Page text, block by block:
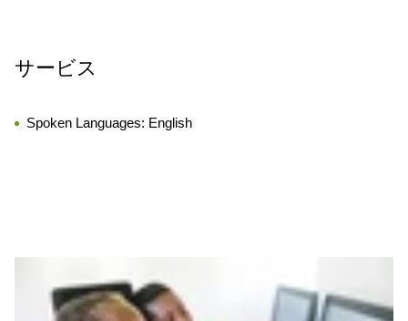
サービス
Spoken Languages: English